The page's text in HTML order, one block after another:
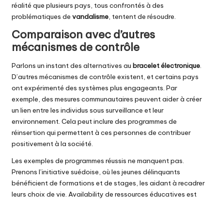
réalité que plusieurs pays, tous confrontés à des
problématiques de vandalisme , tentent de résoudre.
Comparaison avec d’autres
mécanismes de contrôle
Parlons un instant des alternatives au bracelet électronique.
D’autres mécanismes de contrôle existent, et certains pays
ont expérimenté des systèmes plus engageants. Par
exemple, des mesures communautaires peuvent aider à créer
un lien entre les individus sous surveillance et leur
environnement. Cela peut inclure des programmes de
réinsertion qui permettent à ces personnes de contribuer
positivement à la société.
Les exemples de programmes réussis ne manquent pas.
Prenons l’initiative suédoise, où les jeunes délinquants
bénéficient de formations et de stages, les aidant à recadrer
leurs choix de vie. Availability de ressources éducatives est